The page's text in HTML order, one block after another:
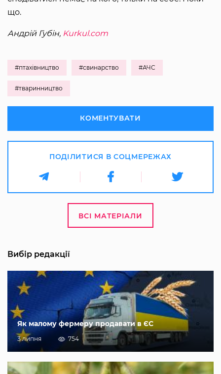
що.
Андрій Губін, Kurkul.com
#птахівництво #свинарство #АЧС
#тваринництво
КОМЕНТУВАТИ
ПОДІЛИТИСЯ В СОЦМЕРЕЖАХ
ВСІ МАТЕРІАЛИ
Вибір редакції
Як малому фермеру продавати в ЄС
3 липня 754